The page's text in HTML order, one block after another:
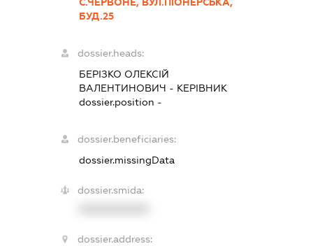
БУД.25
dossier.heads:
БЕРІЗКО ОЛЕКСІЙ
ВАЛЕНТИНОВИЧ - КЕРІВНИК
dossier.position -
dossier.beneficiaries:
dossier.missingData
dossier.smida:
dossier.address: